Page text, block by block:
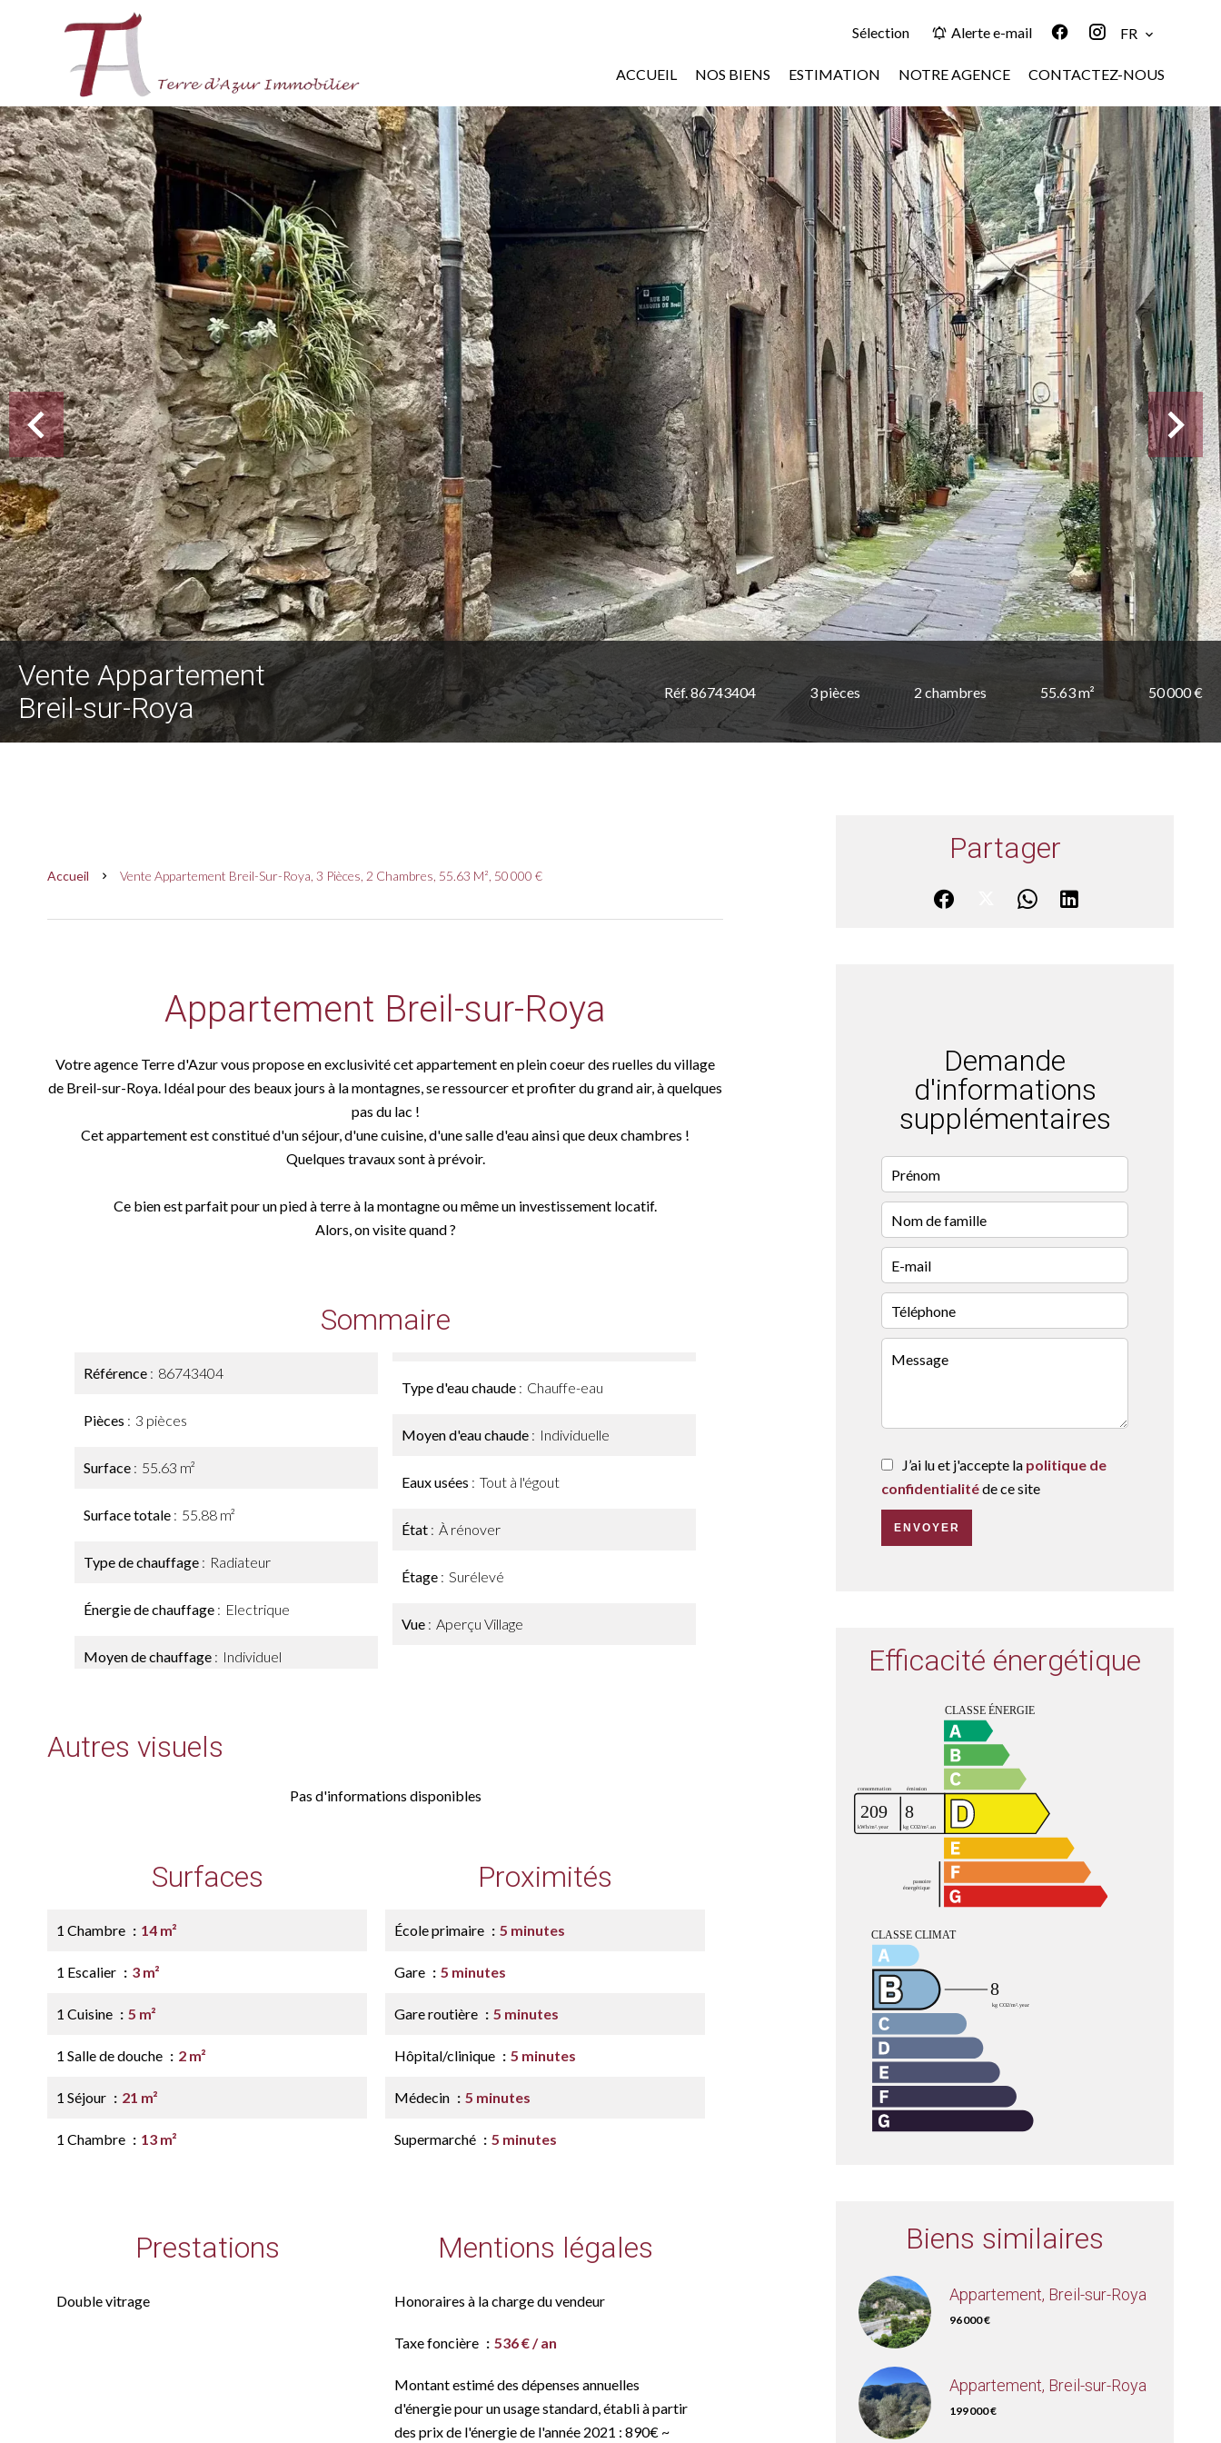
Sélection Alerte e-mail FR
ACCUEIL NOS BIENS ESTIMATION NOTRE AGENCE CONTACTEZ-NOUS
Vente Appartement
Breil-sur-Roya
Réf. 86743404 3 pièces 2 chambres 55.63 m² 50 000 €
Accueil Vente Appartement Breil-Sur-Roya, 3 Pièces, 2 Chambres, 55.63 M², 50 000 €
Appartement Breil-sur-Roya
Votre agence Terre d'Azur vous propose en exclusivité cet appartement en plein coeur des ruelles du village
de Breil-sur-Roya. Idéal pour des beaux jours à la montagnes, se ressourcer et profiter du grand air, à quelques
pas du lac !
Cet appartement est constitué d'un séjour, d'une cuisine, d'une salle d'eau ainsi que deux chambres !
Quelques travaux sont à prévoir.
Ce bien est parfait pour un pied à terre à la montagne ou même un investissement locatif.
Alors, on visite quand ?
Sommaire
Référence 86743404
Pièces 3 pièces
Surface 55.63 m²
Surface totale 55.88 m²
Type de chauffage Radiateur
Énergie de chauffage Electrique
Moyen de chauffage Individuel
Type d'eau chaude Chauffe-eau
Moyen d'eau chaude Individuelle
Eaux usées Tout à l'égout
État À rénover
Étage Surélevé
Vue Aperçu Village
Autres visuels
Pas d'informations disponibles
Surfaces
1 Chambre 14 m²
1 Escalier 3 m²
1 Cuisine 5 m²
1 Salle de douche 2 m²
1 Séjour 21 m²
1 Chambre 13 m²
Proximités
École primaire 5 minutes
Gare 5 minutes
Gare routière 5 minutes
Hôpital/clinique 5 minutes
Médecin 5 minutes
Supermarché 5 minutes
Prestations
Double vitrage
Mentions légales
Honoraires à la charge du vendeur
Taxe foncière 536 € / an
Montant estimé des dépenses annuelles
d'énergie pour un usage standard, établi à partir
des prix de l'énergie de l'année 2021 : 890€ ~
Partager
Demande
d'informations
supplémentaires
J’ai lu et j'accepte la politique de
confidentialitéde ce site
ENVOYER
Efficacité énergétique
Biens similaires
Appartement, Breil-sur-Roya
96 000 €
Appartement, Breil-sur-Roya
199 000 €